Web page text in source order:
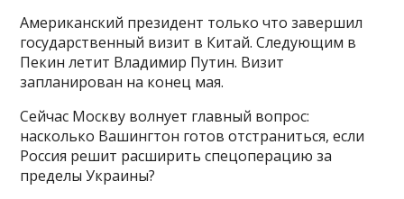
Американский президент только что завершил
государственный визит в Китай. Следующим в
Пекин летит Владимир Путин. Визит
запланирован на конец мая.
Сейчас Москву волнует главный вопрос:
насколько Вашингтон готов отстраниться, если
Россия решит расширить спецоперацию за
пределы Украины?